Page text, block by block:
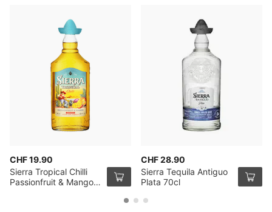
CHF 19.90
Sierra Tropical Chilli
Passionfruit & Mango
CHF 28.90
Sierra Tequila Antiguo
Plata 70cl